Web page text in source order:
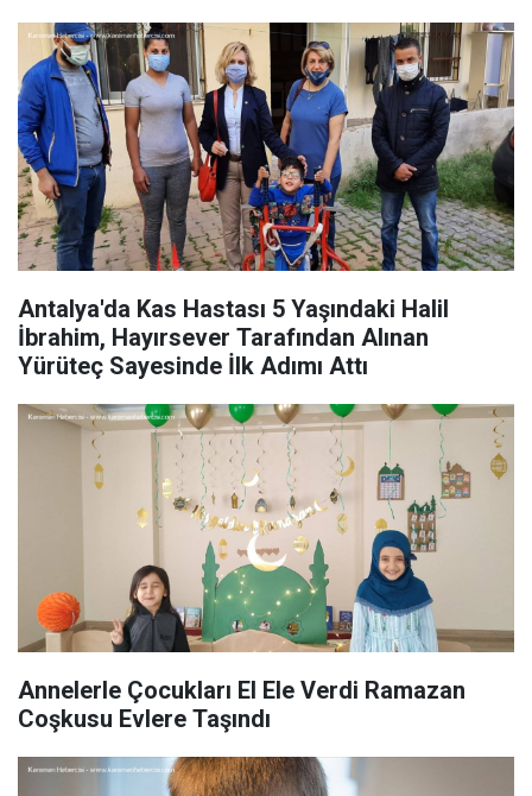
Antalya'da Kas Hastası 5 Yaşındaki Halil
İbrahim, Hayırsever Tarafından Alınan
Yürüteç Sayesinde İlk Adımı Attı
Annelerle Çocukları El Ele Verdi Ramazan
Coşkusu Evlere Taşındı